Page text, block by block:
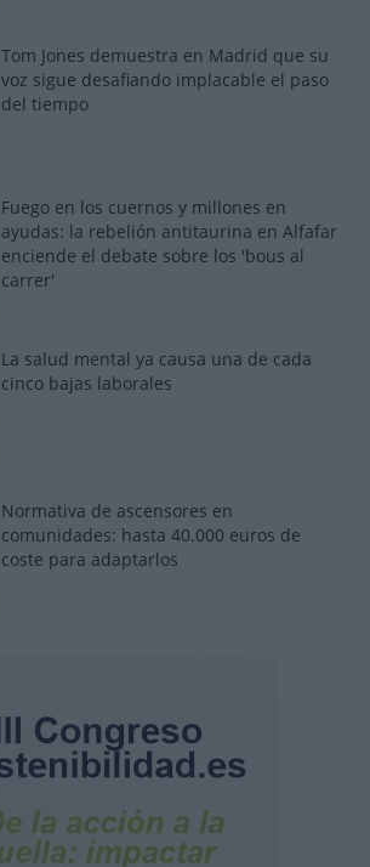
Tom Jones demuestra en Madrid que su
voz sigue desafiando implacable el paso
del tiempo
Fuego en los cuernos y millones en
ayudas: la rebelión antitaurina en Alfafar
enciende el debate sobre los 'bous al
carrer'
La salud mental ya causa una de cada
cinco bajas laborales
Normativa de ascensores en
comunidades: hasta 40.000 euros de
coste para adaptarlos